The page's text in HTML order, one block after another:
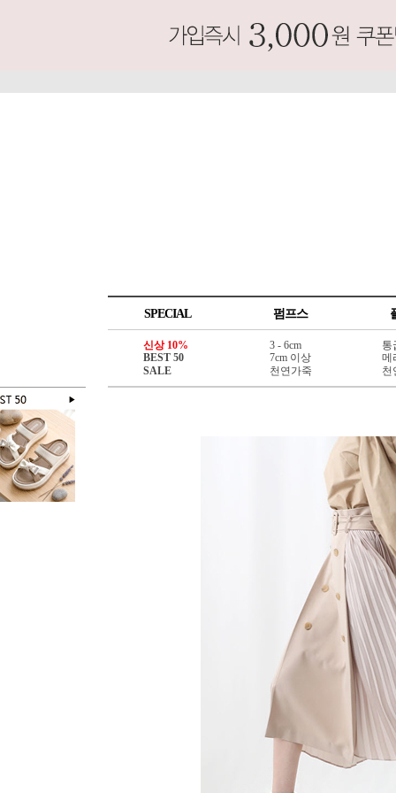
SPECIAL 펌프스
신상 10%
BEST 50
SALE
3 - 6cm
7cm 이상
천연가죽
통
메
천